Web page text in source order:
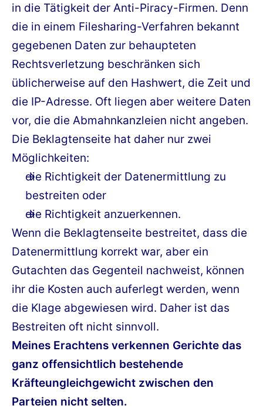
in die Tätigkeit der Anti-Piracy-Firmen. Denn
die in einem Filesharing-Verfahren bekannt
gegebenen Daten zur behaupteten
Rechtsverletzung beschränken sich
üblicherweise auf den Hashwert, die Zeit und
die IP-Adresse. Oft liegen aber weitere Daten
vor, die die Abmahnkanzleien nicht angeben.
Die Beklagtenseite hat daher nur zwei
Möglichkeiten:
die Richtigkeit der Datenermittlung zu
bestreiten oder
die Richtigkeit anzuerkennen.
Wenn die Beklagtenseite bestreitet, dass die
Datenermittlung korrekt war, aber ein
Gutachten das Gegenteil nachweist, können
ihr die Kosten auch auferlegt werden, wenn
die Klage abgewiesen wird. Daher ist das
Bestreiten oft nicht sinnvoll.
Meines Erachtens verkennen Gerichte das
ganz offensichtlich bestehende
Kräfteungleichgewicht zwischen den
Parteien nicht selten.